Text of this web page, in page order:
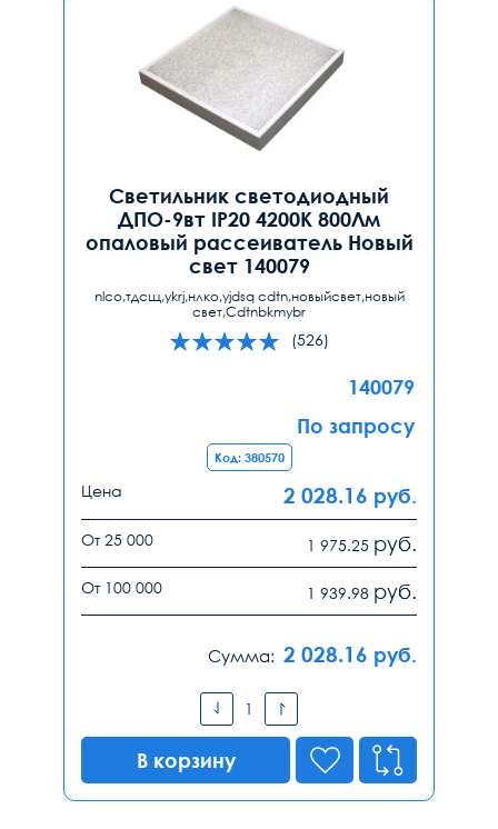
Светильник светодиодный
ДПО-9вт IP20 4200K 800Лм
опаловый рассеиватель Новый
свет 140079
nlco,тдсщ,ykrj,нлко,yjdsq cdtn,новыйсвет,новый
свет,Cdtnbkmybr
(526)
140079
По запросу
Код: 380570
Цена 2 028.16 руб.
От 25 000 1 975.25 руб.
От 100 000 1 939.98 руб.
Сумма: 2 028.16 руб.
В корзину